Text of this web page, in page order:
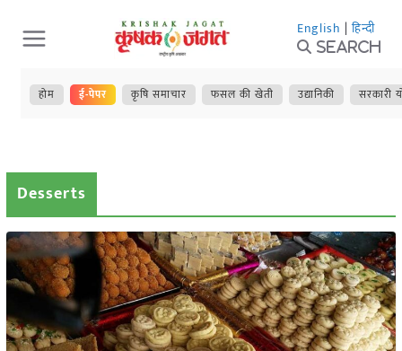
Skip
to
content
English | हिन्दी
Search
होम ई-पेपर कृषि समाचार फसल की खेती उद्यानिकी सरकारी
Desserts